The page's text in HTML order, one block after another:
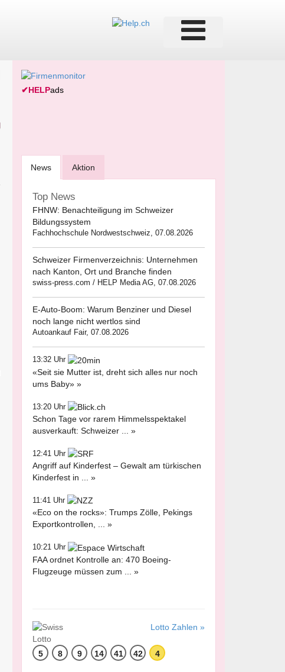
✔HELPads
News Aktion
Top News
FHNW: Benachteiligung im Schweizer
Bildungssystem
Fachhochschule Nordwestschweiz, 07.08.2026
Schweizer Firmenverzeichnis: Unternehmen
nach Kanton, Ort und Branche finden
swiss-press.com / HELP Media AG, 07.08.2026
E-Auto-Boom: Warum Benziner und Diesel
noch lange nicht wertlos sind
Autoankauf Fair, 07.08.2026
13:32 Uhr
«Seit sie Mutter ist, dreht sich alles nur noch
ums Baby» »
13:20 Uhr
Schon Tage vor rarem Himmelsspektakel
ausverkauft: Schweizer ... »
12:41 Uhr
Angriff auf Kinderfest – Gewalt am türkischen
Kinderfest in ... »
11:41 Uhr
«Eco on the rocks»: Trumps Zölle, Pekings
Exportkontrollen, ... »
10:21 Uhr
FAA ordnet Kontrolle an: 470 Boeing-
Flugzeuge müssen zum ... »
Lotto Zahlen »
5 8 9 14 41 42 4